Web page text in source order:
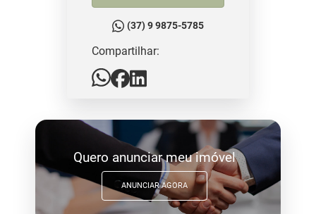
(37) 9 9875-5785
Compartilhar:
Quero anunciar meu imóvel
ANUNCIAR AGORA